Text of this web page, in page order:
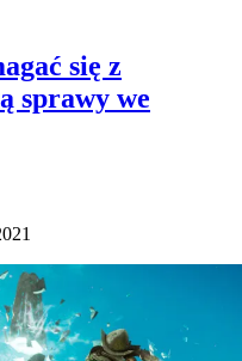
się z
sprawy we